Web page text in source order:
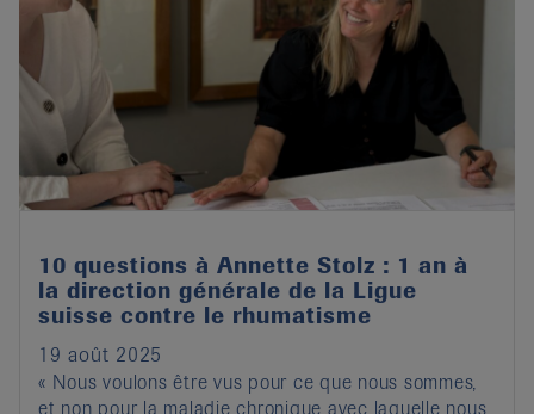
10 questions à Annette Stolz : 1 an à
la direction générale de la Ligue
suisse contre le rhumatisme
19 août 2025
« Nous voulons être vus pour ce que nous sommes,
et non pour la maladie chronique avec laquelle nous